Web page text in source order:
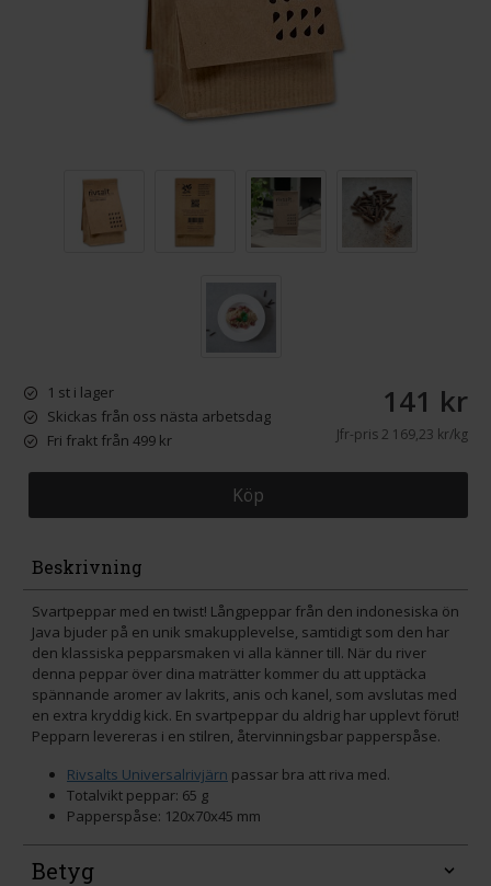
1 st i lager
Skickas från oss nästa arbetsdag
Fri frakt från 499 kr
141 kr
Jfr-pris2 169,23 kr/kg
Köp
Beskrivning
Svartpeppar med en twist! Långpeppar från den indonesiska ön
Java bjuder på en unik smakupplevelse, samtidigt som den har
den klassiska pepparsmaken vi alla känner till. När du river
denna peppar över dina maträtter kommer du att upptäcka
spännande aromer av lakrits, anis och kanel, som avslutas med
en extra kryddig kick. En svartpeppar du aldrig har upplevt förut!
Pepparn levereras i en stilren, återvinningsbar papperspåse.
Rivsalts Universalrivjärn passar bra att riva med.
Totalvikt peppar: 65 g
Papperspåse: 120x70x45 mm
Betyg